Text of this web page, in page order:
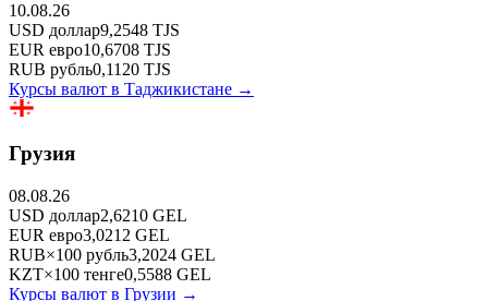
10.08.26
USD доллар9,2548 TJS
EUR евро10,6708 TJS
RUB рубль0,1120 TJS
Курсы валют в Таджикистане →
Грузия
08.08.26
USD доллар2,6210 GEL
EUR евро3,0212 GEL
RUB×100 рубль3,2024 GEL
KZT×100 тенге0,5588 GEL
Курсы валют в Грузии →